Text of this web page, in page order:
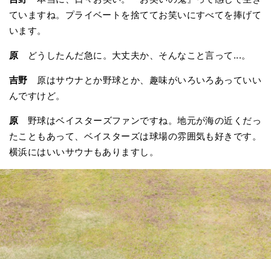
ていますね。プライベートを捨ててお笑いにすべてを捧げて
います。
原 どうしたんだ急に。大丈夫か、そんなこと言って...。
吉野 原はサウナとか野球とか、趣味がいろいろあっていい
んですけど。
原 野球はベイスターズファンですね。地元が海の近くだっ
たこともあって、ベイスターズは球場の雰囲気も好きです。
横浜にはいいサウナもありますし。